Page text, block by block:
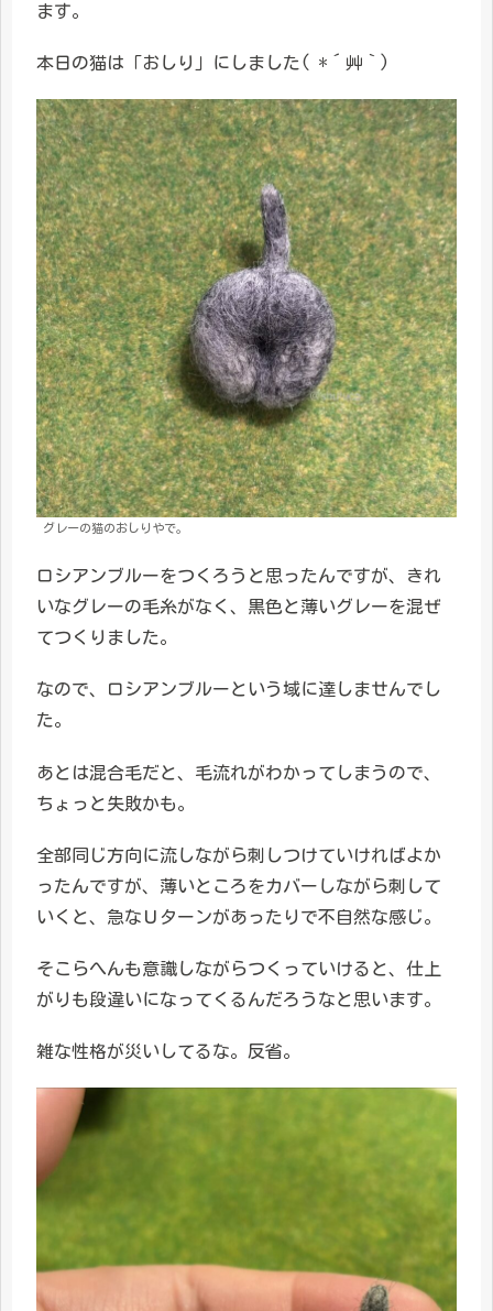
ます。
本日の猫は「おしり」にしました( *´艸｀)
グレーの猫のおしりやで。
ロシアンブルーをつくろうと思ったんですが、きれ
いなグレーの毛糸がなく、黒色と薄いグレーを混ぜ
てつくりました。
なので、ロシアンブルーという域に達しませんでし
た。
あとは混合毛だと、毛流れがわかってしまうので、
ちょっと失敗かも。
全部同じ方向に流しながら刺しつけていければよか
ったんですが、薄いところをカバーしながら刺して
いくと、急なＵターンがあったりで不自然な感じ。
そこらへんも意識しながらつくっていけると、仕上
がりも段違いになってくるんだろうなと思います。
雑な性格が災いしてるな。反省。